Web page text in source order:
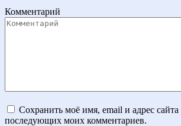
Комментарий
Сохранить моё имя, email и адрес сайта
последующих моих комментариев.